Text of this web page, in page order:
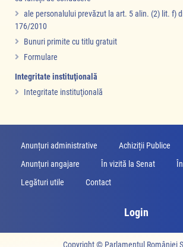
ale personalului prevăzut la art. 5 alin. (2) lit. f)
176/2010
Bunuri primite cu titlu gratuit
Formulare
Integritate instituţională
Integritate instituţională
Anunțuri administrative
Achiziții Publice
Anunţuri angajare
În vizită la Senat
Legături utile
Contact
Login
Copyright © Parlamentul României